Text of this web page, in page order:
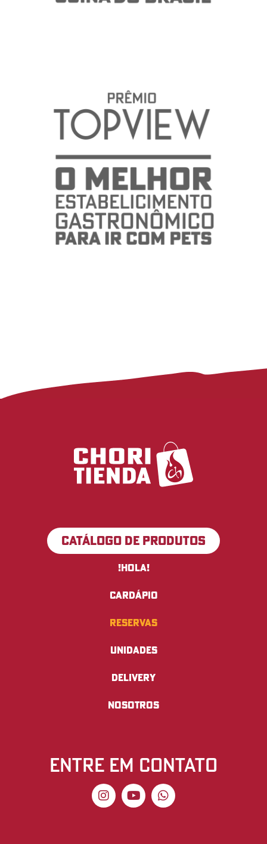
CATÁLOGO DE PRODUTOS
!Hola!
Cardápio
Reservas
Unidades
Delivery
Nosotros
entre em contato